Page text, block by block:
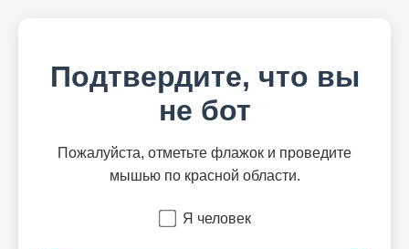
Подтвердите, что вы
не бот
Пожалуйста, отметьте флажок и проведите
мышью по красной области.
Я человек